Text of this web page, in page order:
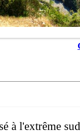
à l'extrême